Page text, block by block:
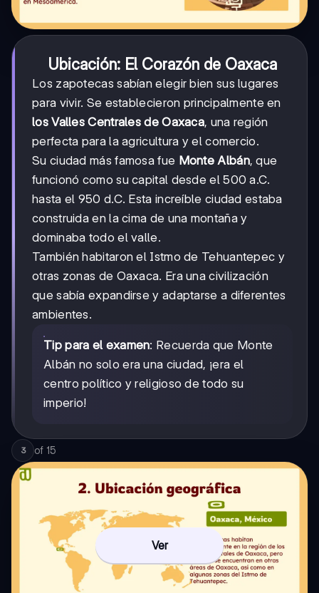
Ubicación: El Corazón de Oaxaca
Los zapotecas sabían elegir bien sus lugares
para vivir. Se establecieron principalmente en
los Valles Centrales de Oaxaca, una región
perfecta para la agricultura y el comercio.
Su ciudad más famosa fue Monte Albán, que
funcionó como su capital desde el 500 a.C.
hasta el 950 d.C. Esta increíble ciudad estaba
construida en la cima de una montaña y
dominaba todo el valle.
También habitaron el Istmo de Tehuantepec y
otras zonas de Oaxaca. Era una civilización
que sabía expandirse y adaptarse a diferentes
ambientes.
Tip para el examen: Recuerda que Monte
Albán no solo era una ciudad, ¡era el
centro político y religioso de todo su
imperio!
3 of 15
Ver